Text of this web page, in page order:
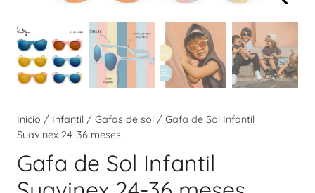
Inicio / Infantil / Gafas de sol / Gafa de Sol Infantil
Suavinex 24-36 meses
Gafa de Sol Infantil